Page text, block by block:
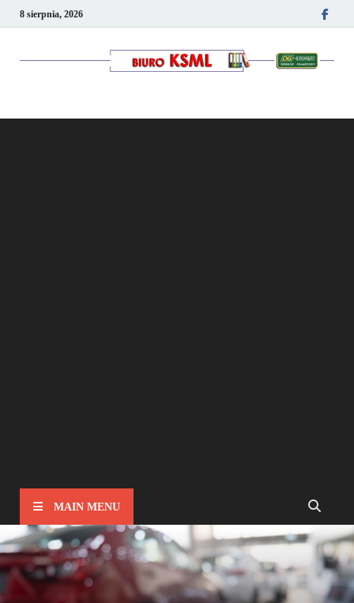
8 sierpnia, 2026
MAIN MENU